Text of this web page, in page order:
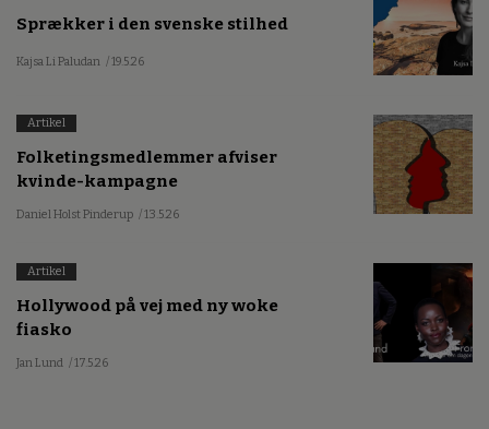
Sprækker i den svenske stilhed
Kajsa Li Paludan / 19.5.26
Artikel
Folketingsmedlemmer afviser
kvinde-kampagne
Daniel Holst Pinderup / 13.5.26
Artikel
Hollywood på vej med ny woke
fiasko
Jan Lund / 17.5.26